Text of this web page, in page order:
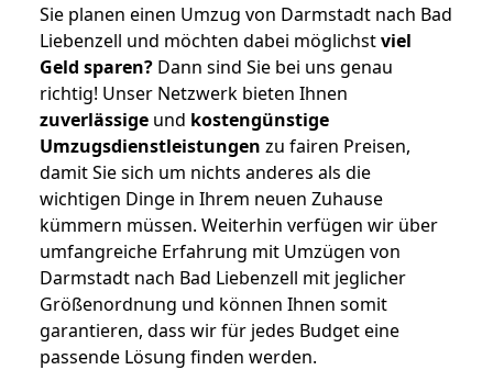
Sie planen einen Umzug von Darmstadt nach Bad
Liebenzell und möchten dabei möglichstviel
Geld sparen? Dann sind Sie bei uns genau
richtig! Unser Netzwerk bieten Ihnen
zuverlässige und kostengünstige
Umzugsdienstleistungen zu fairen Preisen,
damit Sie sich um nichts anderes als die
wichtigen Dinge in Ihrem neuen Zuhause
kümmern müssen. Weiterhin verfügen wir über
umfangreiche Erfahrung mit Umzügen von
Darmstadt nach Bad Liebenzell mit jeglicher
Größenordnung und können Ihnen somit
garantieren, dass wir für jedes Budget eine
passende Lösung finden werden.